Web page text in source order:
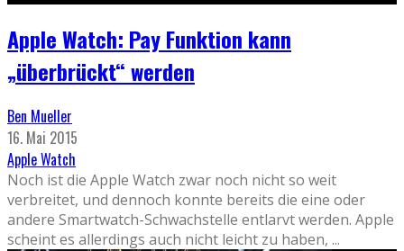
Apple Watch: Pay Funktion kann
„überbrückt“ werden
Ben Mueller
16. Mai 2015
Apple Watch
Noch ist die Apple Watch zwar noch nicht so weit
verbreitet, und dennoch konnte bereits die eine oder
andere Smartwatch-Schwachstelle entlarvt werden. Apple
scheint es allerdings auch nicht leicht zu haben, ...